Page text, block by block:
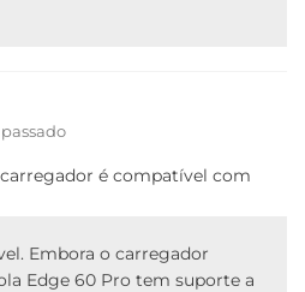
Edge 20 Lite, Motorola
razr 40 Ultra, Moto g67,
60, Moto g86, Motorola Razr
G55, Moto 24 Power
Duel
é compatível com
Embora o carregador
Edge 60 Pro tem suporte a